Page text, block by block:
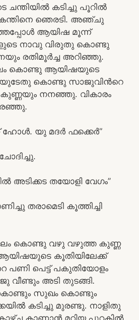
ചന്തിയിൽ കടിച്ചു പൂറിൽ
കന്തിനെ ഞെരടി. അഞ്ചു
ആയിഷ മൂന്ന്
നാവു വിരുതു കൊണ്ടു
രതിമൂർച്ച അറിഞ്ഞു.
കൊണ്ടു ആയിഷയുടെ
കൊണ്ടു സാജുവിൻറെ
കുണ്ണയും നനഞ്ഞു. വികാരം
യു മദർ ഫക്കെർ”
അടിക്കട തയോളി വേഗം”
തരാമെടി കൂത്തിച്ചി
കൊണ്ടു വഴു വഴുത്ത കുണ്ണ
കൂതിയിലേക്ക്
പണി പെട്ട് പകുതിയോളം
വീണ്ടും അടി തുടങ്ങി.
സുഖം കൊണ്ടും
കടിച്ചു മുരണ്ടു. നാളിതു
കാണാൻ മറിയ പുറകിൽ